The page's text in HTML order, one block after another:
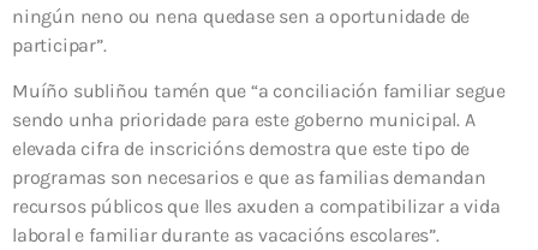
ningún neno ou nena quedase sen a oportunidade de
participar”.
Muíño subliñou tamén que “a conciliación familiar segue
sendo unha prioridade para este goberno municipal. A
elevada cifra de inscricións demostra que este tipo de
programas son necesarios e que as familias demandan
recursos públicos que lles axuden a compatibilizar a vida
laboral e familiar durante as vacacións escolares”.